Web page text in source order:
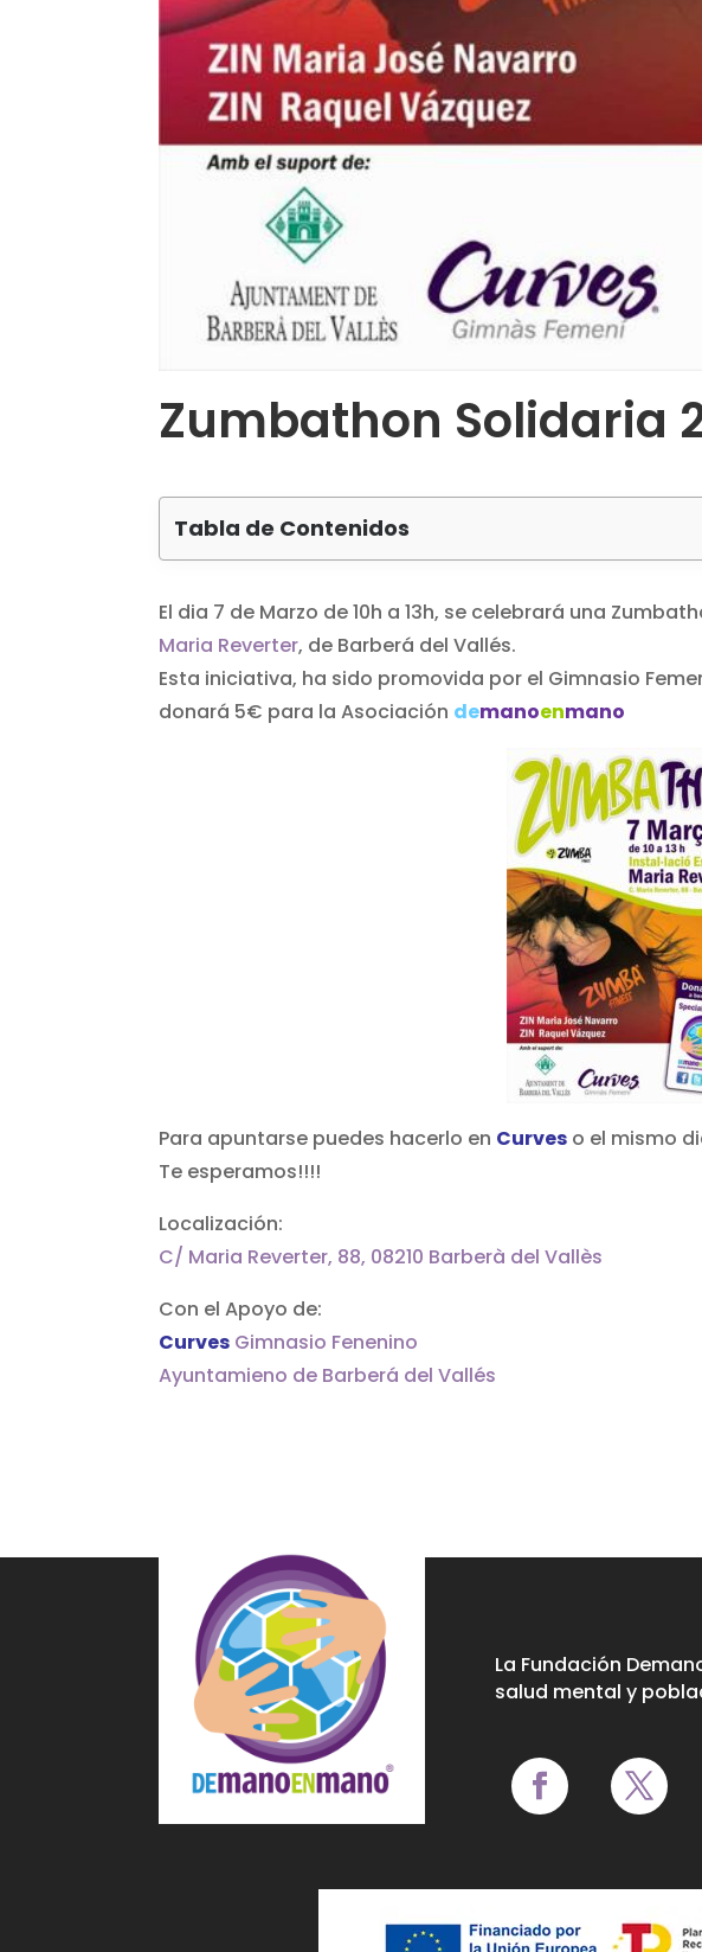
Zumbathon Solidaria
Tabla de Contenidos
El dia 7 de Marzo de 10h a 13h, se celebrará una
Maria Reverter, de Barberá del Vallés.
Esta iniciativa, ha sido promovida por el Gimnasio
donará 5€ para la Asociación demanoenmano
Para apuntarse puedes hacerlo en Curves o el mismo
Te esperamos!!!!
Localización:
C/ Maria Reverter, 88, 08210 Barberà del Vallès
Con el Apoyo de:
Curves Gimnasio Fenenino
Ayuntamieno de Barberá del Vallés
La Fundación
salud mental y